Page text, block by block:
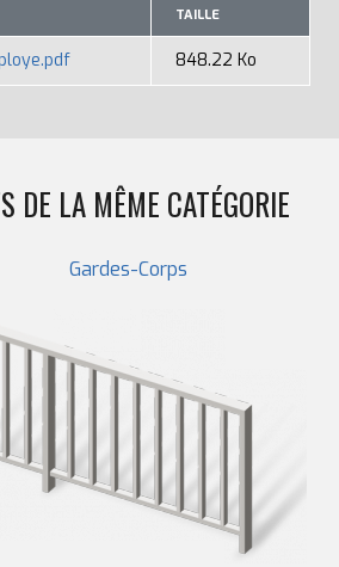
TAILLE
848.22 Ko
DE LA MÊME CATÉGORIE
Gardes-Corps